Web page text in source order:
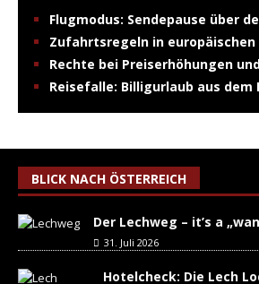
Flugmodus: Sendepause über
Zufahrtsregeln in
Rechte bei Preiserhöhungen
Reisefalle: Billigurlaub aus dem
BLICK NACH ÖSTERREICH
Der Lechweg – it’s a
31. Juli 2026
Hotelcheck: Die Lech